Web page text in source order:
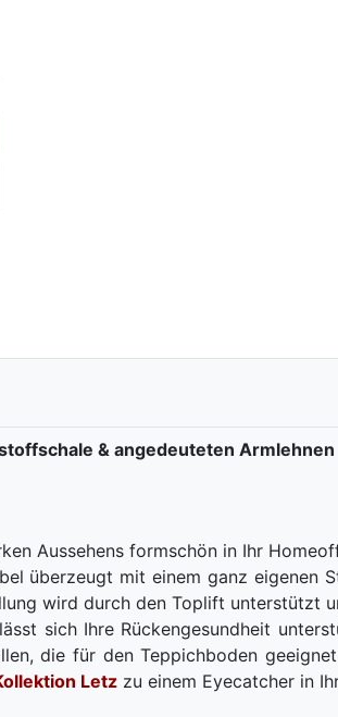
& angedeuteten Armlehnen
Aussehens formschön in Ihr
überzeugt mit einem ganz eigenen
wird durch den Toplift unterstützt
sich Ihre Rückengesundheit
die für den Teppichboden
Letz zu einem Eyecatcher in